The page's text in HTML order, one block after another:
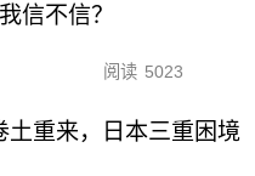
信不信？
阅读 5023
土重来，日本三重困境